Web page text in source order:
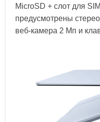
MicroSD + слот для
предусмотрены
веб-камера 2 Мп и